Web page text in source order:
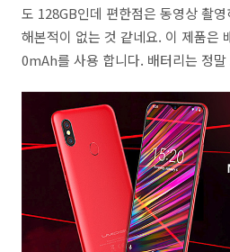
도 128GB인데 편한점은 동영상 촬
해본적이 없는 것 같네요. 이 제품은
0mAh를 사용 합니다. 배터리는 정